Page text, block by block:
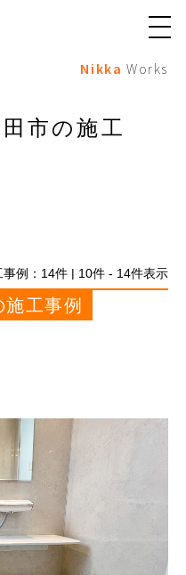
メ
ュ
Nikka Works
市の施工
例： 14件 | 10件 - 14件表示
工事例